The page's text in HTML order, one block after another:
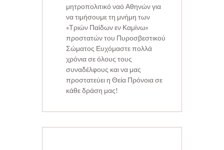
μητροπολιτικό ναό Αθηνών για
να τιμήσουμε τη μνήμη των
«Τριών Παίδων εν Καμίνω»
προστατών του Πυροσβεστικού
Σώματος Ευχόμαστε πολλά
χρόνια σε όλους τους
συναδέλφους και να μας
προστατεύει η Θεία Πρόνοια σε
κάθε δράση μας!